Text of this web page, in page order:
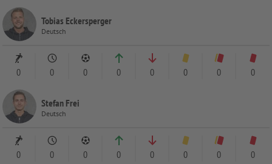
Tobias Eckersperger
Deutsch
0 0 0 0 0 0 0 0
Stefan Frei
Deutsch
0 0 0 0 0 0 0 0